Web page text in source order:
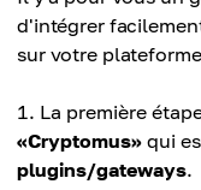
d'intégrer
sur votre
La première
«Cryptomus» qui
plugins/gateways.